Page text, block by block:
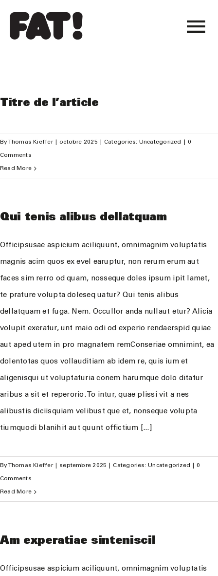
content
Titre de l’article
ByThomas Kieffer octobre 2025 Categories: Uncategorized 0
Comments
Read More
Qui tenis alibus dellatquam
Officipsusae aspicium aciliquunt, omnimagnim voluptatis
magnis acim quos ex evel earuptur, non rerum erum aut
faces sim rerro od quam, nosseque doles ipsum ipit lamet,
te prature volupta doleseq uatur? Qui tenis alibus
dellatquam et fuga. Nem. Occullor anda nullaut etur? Alicia
volupit exeratur, unt maio odi od experio rendaerspid quiae
aut aped utem in pro magnatem remConseriae omnimint, ea
dolentotas quos vollauditiam ab idem re, quis ium et
aligenisqui ut voluptaturia conem harumque dolo ditatur
aribus a sit et reperorio. To intur, quae plissi vit a nes
alibustis diciisquiam velibust que et, nonseque volupta
tiumquodi blanihit aut quunt offictium [...]
ByThomas Kieffer septembre 2025 Categories:Uncategorized 0
Comments
Read More
Am experatiae sinteniscil
Officipsusae aspicium aciliquunt, omnimagnim voluptatis